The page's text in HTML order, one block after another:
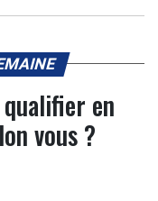
en
vous ?